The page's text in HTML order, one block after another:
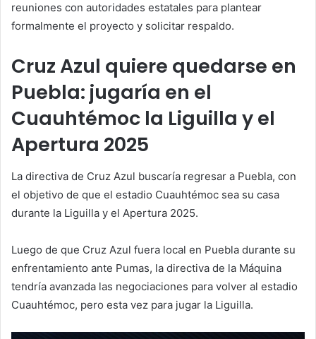
reuniones con autoridades estatales para plantear
formalmente el proyecto y solicitar respaldo.
Cruz Azul quiere quedarse en
Puebla: jugaría en el
Cuauhtémoc la Liguilla y el
Apertura 2025
La directiva de Cruz Azul buscaría regresar a Puebla, con
el objetivo de que el estadio Cuauhtémoc sea su casa
durante la Liguilla y el Apertura 2025.
Luego de que Cruz Azul fuera local en Puebla durante su
enfrentamiento ante Pumas, la directiva de la Máquina
tendría avanzada las negociaciones para volver al estadio
Cuauhtémoc, pero esta vez para jugar la Liguilla.